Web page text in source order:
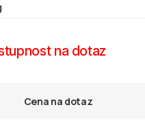
na dotaz
Cena na dotaz